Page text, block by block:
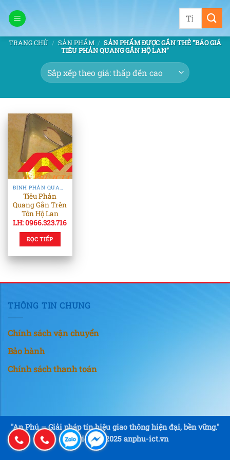
qua
dung
Tìm
TRANG CHỦ / SẢN PHẨM / SẢN PHẨM ĐƯỢC GẮN THẺ “BÁO GIÁ
TIÊU PHẢN QUANG GẮN HỘ LAN”
ĐINH PHẢN QUANG & TIÊU PHẢN QUANG
Tiêu Phản
Quang Gắn Trên
Tôn Hộ Lan
LH: 0966.323.716
ĐỌC TIẾP
THÔNG TIN CHUNG
Chính sách vận chuyển
Bảo hành
Chính sách thanh toán
"An Phú – Giải pháp tín hiệu giao thông hiện đại, bền vững."
Copyright © 2025 anphu-ict.vn